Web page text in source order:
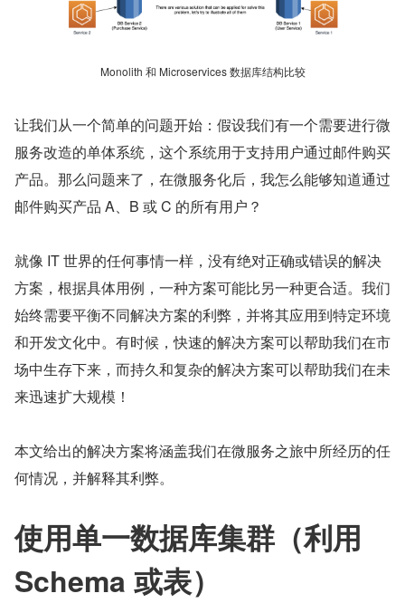
Monolith 和 Microservices 数据库结构比较
让我们从一个简单的问题开始：假设我们有一个需要进行微
服务改造的单体系统，这个系统用于支持用户通过邮件购买
产品。那么问题来了，在微服务化后，我怎么能够知道通过
邮件购买产品 A、B 或 C 的所有用户？
就像 IT 世界的任何事情一样，没有绝对正确或错误的解决
方案，根据具体用例，一种方案可能比另一种更合适。我们
始终需要平衡不同解决方案的利弊，并将其应用到特定环境
和开发文化中。有时候，快速的解决方案可以帮助我们在市
场中生存下来，而持久和复杂的解决方案可以帮助我们在未
来迅速扩大规模！
本文给出的解决方案将涵盖我们在微服务之旅中所经历的任
何情况，并解释其利弊。
使用单一数据库集群（利用
Schema 或表）